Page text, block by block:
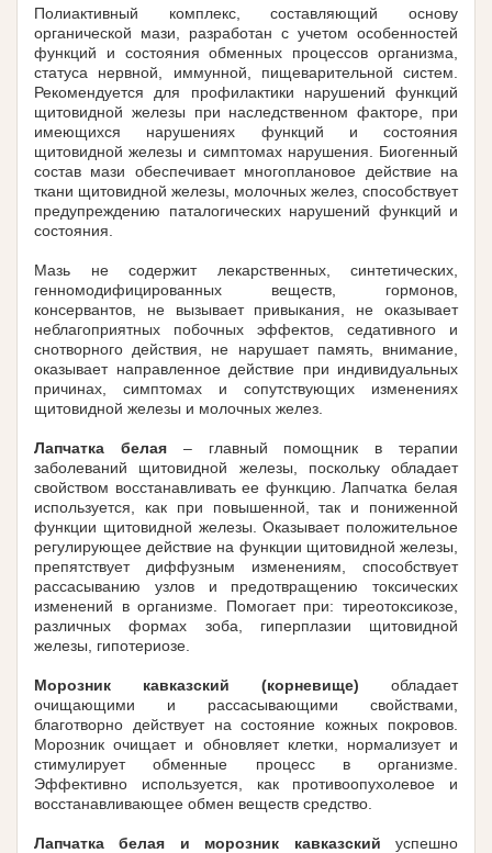
Полиактивный комплекс, составляющий основу
органической мази, разработан с учетом особенностей
функций и состояния обменных процессов организма,
статуса нервной, иммунной, пищеварительной систем.
Рекомендуется для профилактики нарушений функций
щитовидной железы при наследственном факторе, при
имеющихся нарушениях функций и состояния
щитовидной железы и симптомах нарушения. Биогенный
состав мази обеспечивает многоплановое действие на
ткани щитовидной железы, молочных желез, способствует
предупреждению паталогических нарушений функций и
состояния.
Мазь не содержит лекарственных, синтетических,
генномодифицированных веществ, гормонов,
консервантов, не вызывает привыкания, не оказывает
неблагоприятных побочных эффектов, седативного и
снотворного действия, не нарушает память, внимание,
оказывает направленное действие при индивидуальных
причинах, симптомах и сопутствующих изменениях
щитовидной железы и молочных желез.
Лапчатка белая – главный помощник в терапии
заболеваний щитовидной железы, поскольку обладает
свойством восстанавливать ее функцию. Лапчатка белая
используется, как при повышенной, так и пониженной
функции щитовидной железы. Оказывает положительное
регулирующее действие на функции щитовидной железы,
препятствует диффузным изменениям, способствует
рассасыванию узлов и предотвращению токсических
изменений в организме. Помогает при: тиреотоксикозе,
различных формах зоба, гиперплазии щитовидной
железы, гипотериозе.
Морозник кавказский (корневище) обладает
очищающими и рассасывающими свойствами,
благотворно действует на состояние кожных покровов.
Морозник очищает и обновляет клетки, нормализует и
стимулирует обменные процесс в организме.
Эффективно используется, как противоопухолевое и
восстанавливающее обмен веществ средство.
Лапчатка белая и морозник кавказский успешно